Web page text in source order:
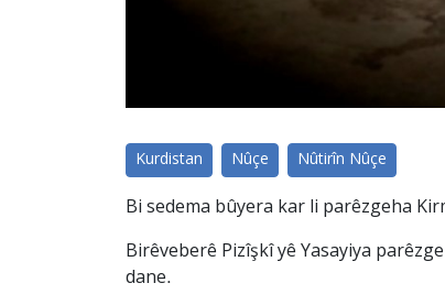
Kurdistan Nûçe Nûtirîn Nûçe
Bi sedema bûyera kar li parêzgeha
Birêveberê Pizîşkî yê Yasayiya
dane.